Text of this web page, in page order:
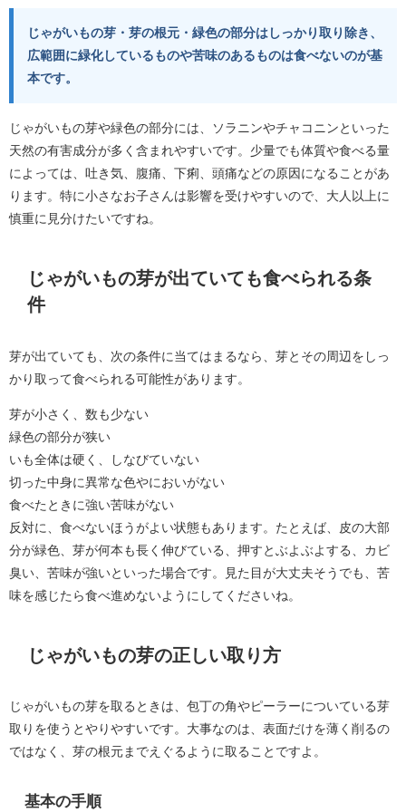
じゃがいもの芽・芽の根元・緑色の部分はしっかり取り除き、
広範囲に緑化しているものや苦味のあるものは食べないのが基
本です。
じゃがいもの芽や緑色の部分には、ソラニンやチャコニンといった
天然の有害成分が多く含まれやすいです。少量でも体質や食べる量
によっては、吐き気、腹痛、下痢、頭痛などの原因になることがあ
ります。特に小さなお子さんは影響を受けやすいので、大人以上に
慎重に見分けたいですね。
じゃがいもの芽が出ていても食べられる条
件
芽が出ていても、次の条件に当てはまるなら、芽とその周辺をしっ
かり取って食べられる可能性があります。
芽が小さく、数も少ない
緑色の部分が狭い
いも全体は硬く、しなびていない
切った中身に異常な色やにおいがない
食べたときに強い苦味がない
反対に、食べないほうがよい状態もあります。たとえば、皮の大部
分が緑色、芽が何本も長く伸びている、押すとぶよぶよする、カビ
臭い、苦味が強いといった場合です。見た目が大丈夫そうでも、苦
味を感じたら食べ進めないようにしてくださいね。
じゃがいもの芽の正しい取り方
じゃがいもの芽を取るときは、包丁の角やピーラーについている芽
取りを使うとやりやすいです。大事なのは、表面だけを薄く削るの
ではなく、芽の根元までえぐるように取ることですよ。
基本の手順